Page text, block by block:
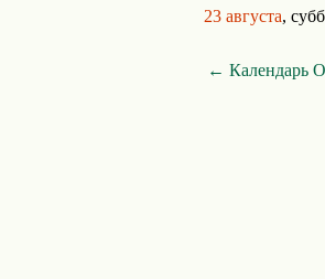
23 августа,
← Календарь